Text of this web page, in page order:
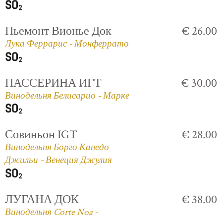
Пьемонт Вионье Док
Лука Феррарис - Монферрато
€ 26.00
ПАССЕРИНА ИГТ
Винодельня Белисарио - Марке
€ 30.00
Совиньон IGT
Винодельня Борго Канедо
Джильи - Венеция Джулия
€ 28.00
ЛУГАНА ДОК
Винодельня Corte Noa -
€ 38.00